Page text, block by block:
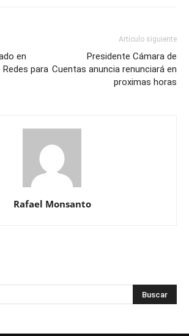
en
para
Artículo siguiente
Presidente Cámara de
Cuentas anuncia renunciará en
proximas horas
Rafael Monsanto